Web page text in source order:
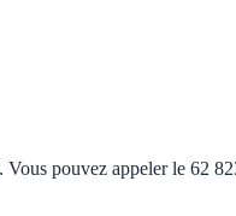
pouvez appeler le 62